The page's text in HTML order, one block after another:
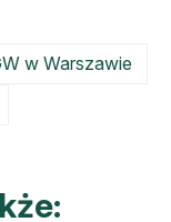
w Warszawie